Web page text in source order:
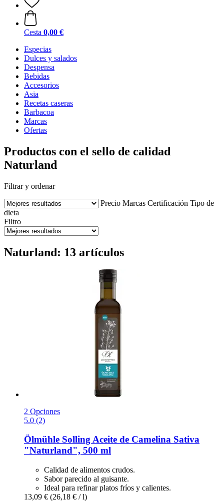
Cesta 0,00 €
Especias
Dulces y salados
Despensa
Bebidas
Accesorios
Asia
Recetas caseras
Barbacoa
Marcas
Ofertas
Productos con el sello de calidad
Naturland
Filtrar y ordenar
Precio Marcas Certificación Tipo de
dieta
Filtro
Naturland: 13 artículos
2 Opciones
5.0 (2)
Ölmühle SollingAceite de Camelina Sativa
"Naturland", 500 ml
Calidad de alimentos crudos.
Sabor parecido al guisante.
Ideal para refinar platos fríos y calientes.
13,09 € (26,18 € / l)